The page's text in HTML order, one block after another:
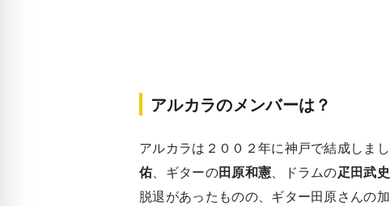
アルカラのメンバーは？
アルカラは ２００２年に神戸で結成しま
佑、ギターの田原和憲、ドラムの疋田武史
脱退があったものの、ギター田原さんの